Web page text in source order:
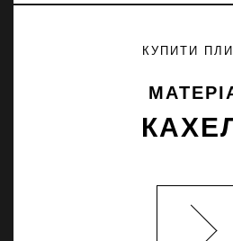
КУПИТИ